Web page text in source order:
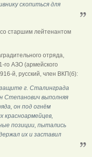
скопиться для
со старшим лейтенантом
отряда,
го АЗО (армейского
й, русский, член ВКП(б):
г. Сталинграда
Степанович выполняя
он под огнём
красноармейцев,
позиции, пытались
их и заставил